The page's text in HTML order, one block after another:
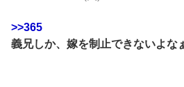
>>365
義兄しか、嫁を制止できないよな